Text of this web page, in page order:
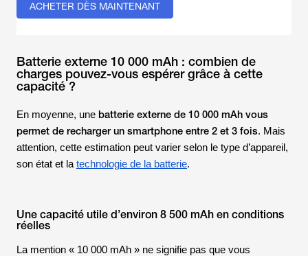
ACHETER DÈS MAINTENANT
Batterie externe 10 000 mAh : combien de
charges pouvez-vous espérer grâce à cette
capacité ?
En moyenne, une batterie externe de 10 000 mAh vous
permet de recharger un smartphone entre 2 et 3 fois. Mais
attention, cette estimation peut varier selon le type d’appareil,
son état et la technologie de la batterie.
Une capacité utile d’environ 8 500 mAh en conditions
réelles
La mention « 10 000 mAh » ne signifie pas que vous